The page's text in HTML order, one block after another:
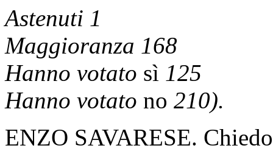
Astenuti 1
Maggioranza 168
Hanno votato sì 125
Hanno votato no 210).
ENZO SAVARESE.